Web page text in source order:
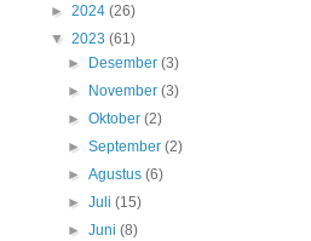
► 2024 (26)
▼ 2023 (61)
►
Desember(3)
►
November(3)
►Oktober(2)
►September(2)
►Agustus(6)
►Juli(15)
►Juni(8)